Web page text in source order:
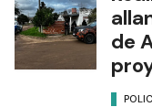
de